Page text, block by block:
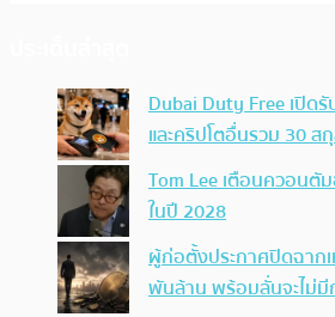
Dubai Duty Free เปิด
และคริปโตอื่นรวม 30 ส
Tom Lee เตือนควอนตั
ในปี 2028
ผู้ก่อตั้งประกาศปิดฉาก
พันล้าน พร้อมลั่นจะไม่มี